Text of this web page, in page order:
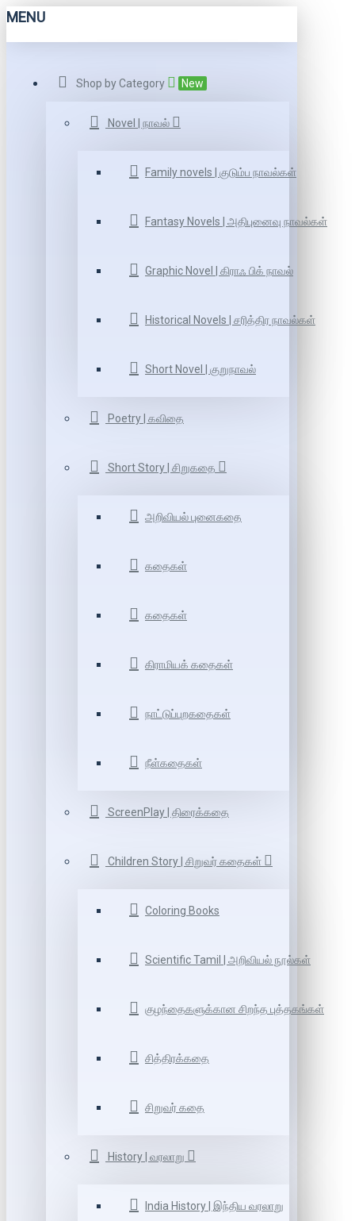
MENU
Shop by Category New
Novel | நாவல்
Family novels | குடும்ப நாவல்கள்
Fantasy Novels | அதிபுனைவு நாவல்கள்
Graphic Novel | கிராஃ பிக் நாவல்
Historical Novels | சரித்திர நாவல்கள்
Short Novel | குறுநாவல்
Poetry | கவிதை
Short Story | சிறுகதை
அறிவியல் புனைகதை
கதைகள்
கதைகள்
கிராமியக் கதைகள்
நாட்டுப்புறகதைகள்
நீள்கதைகள்
ScreenPlay | திரைக்கதை
Children Story | சிறுவர் கதைகள்
Coloring Books
Scientific Tamil | அறிவியல் நூல்கள்
குழந்தைகளுக்கான சிறந்த புத்தகங்கள்
சித்திரக்கதை
சிறுவர் கதை
History | வரலாறு
India History | இந்திய வரலாறு